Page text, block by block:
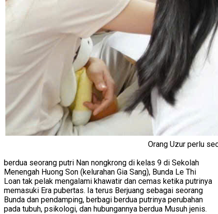
Orang Uzur perlu
berdua seorang putri Nan nongkrong di kelas 9 di Sekolah
Menengah Huong Son (kelurahan Gia Sang), Bunda Le Thi
Loan tak pelak mengalami khawatir dan cemas ketika putrinya
memasuki Era pubertas. Ia terus Berjuang sebagai seorang
Bunda dan pendamping, berbagi berdua putrinya perubahan
pada tubuh, psikologi, dan hubungannya berdua Musuh jenis.